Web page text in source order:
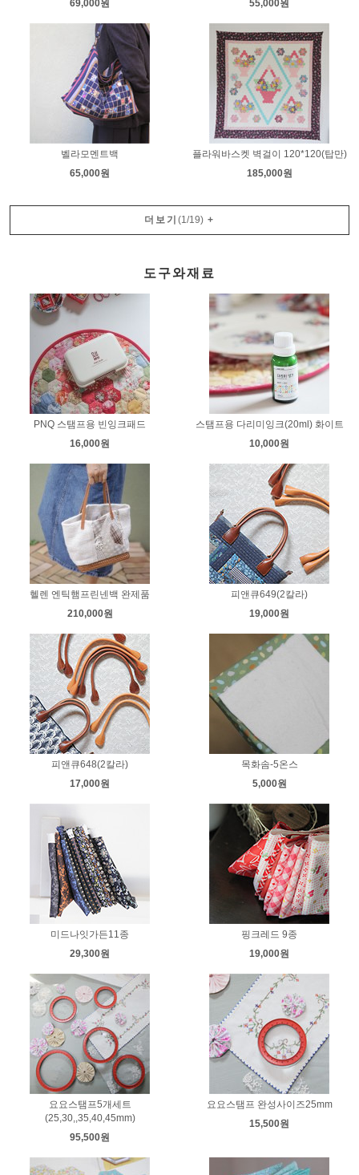
69,000원 55,000원
벨라모멘트백
65,000원
플라워바스켓 벽걸이 120*120(탑만)
185,000원
더보기 (1 /19) +
도구와재료
PNQ 스탬프용 빈잉크패드
16,000원
스탬프용 다리미잉크(20ml) 화이트
10,000원
헬렌 엔틱햄프린넨백 완제품
210,000원
피앤큐649(2칼라)
19,000원
피앤큐648(2칼라)
17,000원
목화솜-5온스
5,000원
미드나잇가든11종
29,300원
핑크레드 9종
19,000원
요요스탬프5개세트
(25,30,,35,40,45mm)
95,500원
요요스탬프 완성사이즈25mm
15,500원